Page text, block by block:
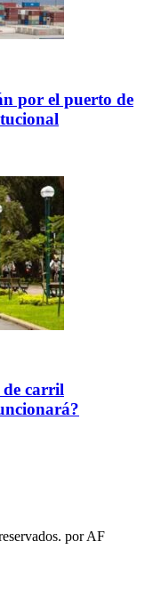
por el puerto de
de carril
por AF